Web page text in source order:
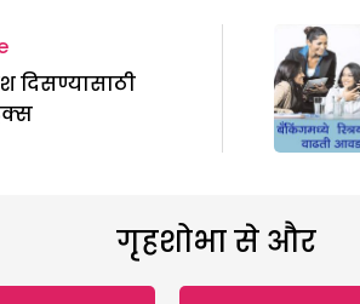
दिसण्यासाठी
गृहशोभा से और